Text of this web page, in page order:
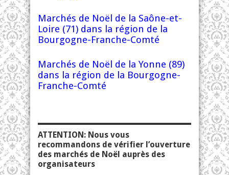
Marchés de Noël de la Saône-et-
Loire (71) dans la région de la
Bourgogne-Franche-Comté
Marchés de Noël de la Yonne (89)
dans la région de la Bourgogne-
Franche-Comté
ATTENTION: Nous vous
recommandons de vérifier l’ouverture
des marchés de Noël auprès des
organisateurs